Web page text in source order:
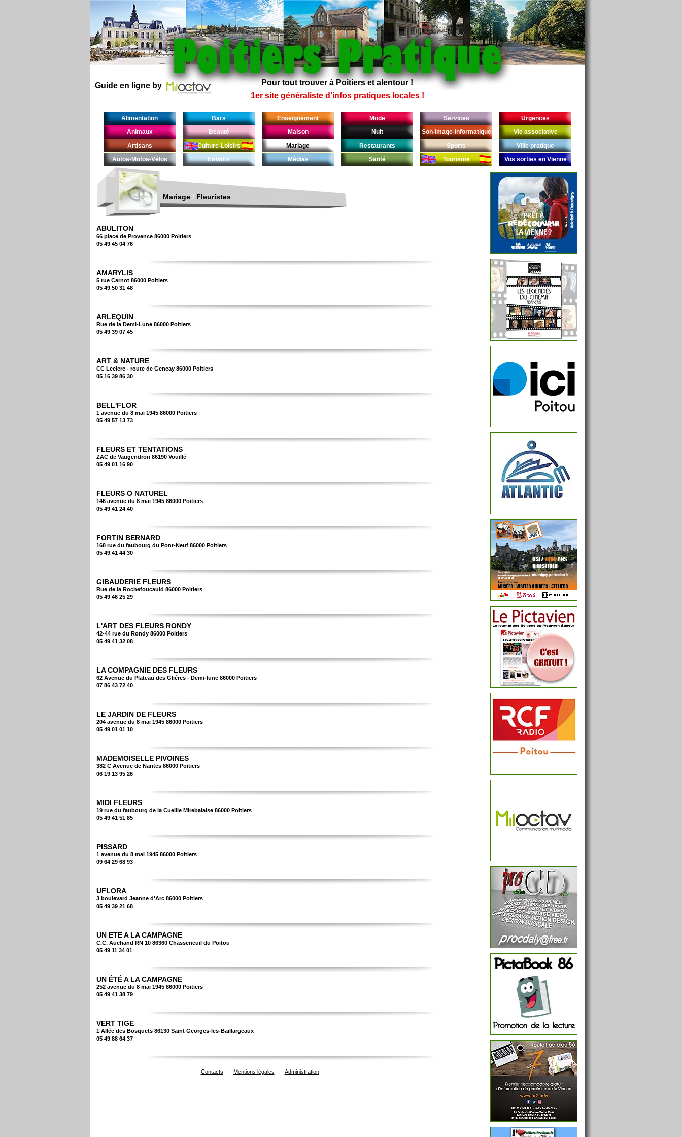
Pour tout trouver à Poitiers et alentour !
1er site généraliste d'infos pratiques locales !
Guide en ligne by
Alimentation
Animaux
Artisans
Autos-Motos-Vélos
Bars
Beauté
Culture-Loisirs
Enfants
Enseignement
Maison
Mariage
Médias
Mode
Nuit
Restaurants
Santé
Services
Son-Image-Informatique
Sports
Tourisme
Urgences
Vie associative
Ville pratique
Vos sorties en Vienne
Mariage / Fleuristes
ABULITON
66 place de Provence 86000 Poitiers
05 49 45 04 76
AMARYLIS
5 rue Carnot 86000 Poitiers
05 49 50 31 48
ARLEQUIN
Rue de la Demi-Lune 86000 Poitiers
05 49 39 07 45
ART & NATURE
CC Leclerc - route de Gencay 86000 Poitiers
05 16 39 86 30
BELL'FLOR
1 avenue du 8 mai 1945 86000 Poitiers
05 49 57 13 73
FLEURS ET TENTATIONS
ZAC de Vaugendron 86190 Vouillé
05 49 01 16 90
FLEURS O NATUREL
146 avenue du 8 mai 1945 86000 Poitiers
05 49 41 24 40
FORTIN BERNARD
168 rue du faubourg du Pont-Neuf 86000 Poitiers
05 49 41 44 30
GIBAUDERIE FLEURS
Rue de la Rochefoucauld 86000 Poitiers
05 49 46 25 29
L'ART DES FLEURS RONDY
42-44 rue du Rondy 86000 Poitiers
05 49 41 32 08
LA COMPAGNIE DES FLEURS
62 Avenue du Plateau des Glières - Demi-lune 86000 Poitiers
07 86 43 72 40
LE JARDIN DE FLEURS
204 avenue du 8 mai 1945 86000 Poitiers
05 49 01 01 10
MADEMOISELLE PIVOINES
382 C Avenue de Nantes 86000 Poitiers
06 19 13 95 26
MIDI FLEURS
19 rue du faubourg de la Cueille Mirebalaise 86000 Poitiers
05 49 41 51 85
PISSARD
1 avenue du 8 mai 1945 86000 Poitiers
09 64 29 68 93
UFLORA
3 boulevard Jeanne d'Arc 86000 Poitiers
05 49 39 21 68
UN ETE A LA CAMPAGNE
C.C. Auchand RN 10 86360 Chasseneuil du Poitou
05 49 11 34 01
UN ÉTÉ A LA CAMPAGNE
252 avenue du 8 mai 1945 86000 Poitiers
05 49 41 38 79
VERT TIGE
1 Allée des Bosquets 86130 Saint Georges-les-Baillargeaux
05 49 88 64 37
Contacts Mentions légales Administration